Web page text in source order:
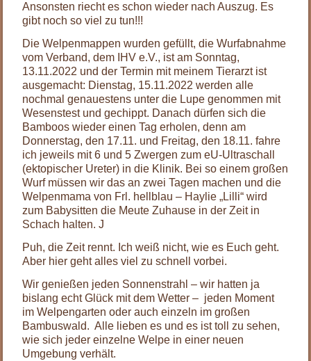
Ansonsten riecht es schon wieder nach Auszug. Es
gibt noch so viel zu tun!!!
Die Welpenmappen wurden gefüllt, die Wurfabnahme
vom Verband, dem IHV e.V., ist am Sonntag,
13.11.2022 und der Termin mit meinem Tierarzt ist
ausgemacht: Dienstag, 15.11.2022 werden alle
nochmal genauestens unter die Lupe genommen mit
Wesenstest und gechippt. Danach dürfen sich die
Bamboos wieder einen Tag erholen, denn am
Donnerstag, den 17.11. und Freitag, den 18.11. fahre
ich jeweils mit 6 und 5 Zwergen zum eU-Ultraschall
(ektopischer Ureter) in die Klinik. Bei so einem großen
Wurf müssen wir das an zwei Tagen machen und die
Welpenmama von Frl. hellblau – Haylie „Lilli“ wird
zum Babysitten die Meute Zuhause in der Zeit in
Schach halten. J
Puh, die Zeit rennt. Ich weiß nicht, wie es Euch geht.
Aber hier geht alles viel zu schnell vorbei.
Wir genießen jeden Sonnenstrahl – wir hatten ja
bislang echt Glück mit dem Wetter – jeden Moment
im Welpengarten oder auch einzeln im großen
Bambuswald. Alle lieben es und es ist toll zu sehen,
wie sich jeder einzelne Welpe in einer neuen
Umgebung verhält.